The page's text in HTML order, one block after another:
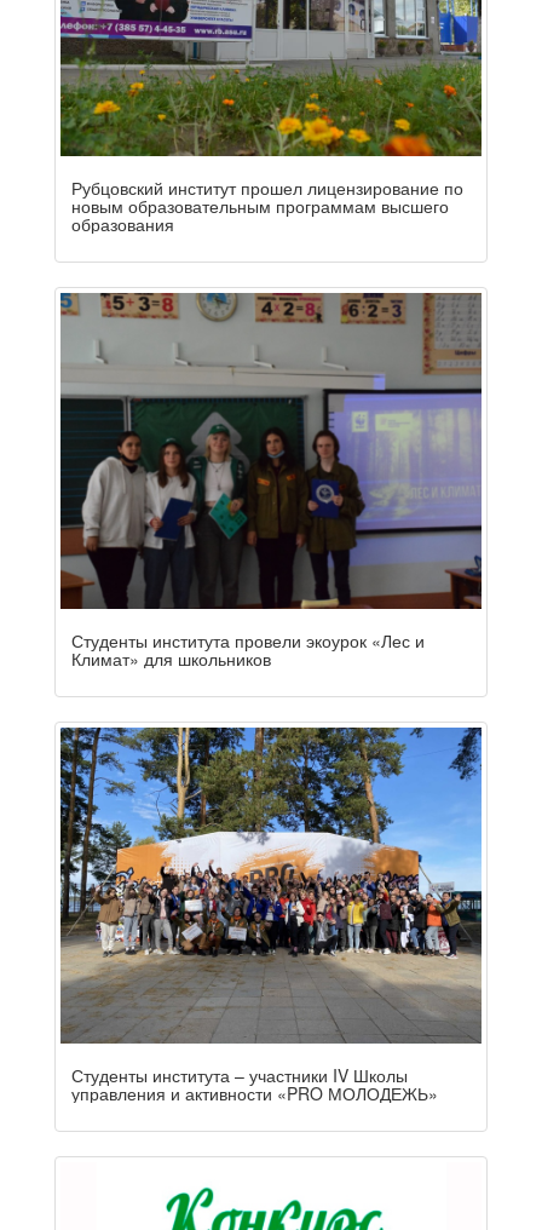
Рубцовский институт прошел лицензирование по
новым образовательным программам высшего
образования
Студенты института провели экоурок «Лес и
Климат» для школьников
Студенты института – участники IV Школы
управления и активности «PRO МОЛОДЕЖЬ»